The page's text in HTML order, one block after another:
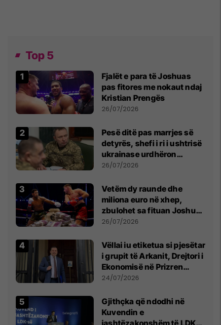
Top 5
Fjalët e para të Joshuas
pas fitores me nokaut ndaj
Kristian Prengës
26/07/2026
Pesë ditë pas marrjes së
detyrës, shefi i ri i ushtrisë
ukrainase urdhëron
kontroll të madh
26/07/2026
Vetëm dy raunde dhe
miliona euro në xhep,
zbulohet sa fituan Joshua
e Prenga
26/07/2026
Vëllai iu etiketua si pjesëtar
i grupit të Arkanit, Drejtori i
Ekonomisë në Prizren
mohon pretendimet
24/07/2026
Gjithçka që ndodhi në
Kuvendin e
jashtëzakonshëm të LDK-